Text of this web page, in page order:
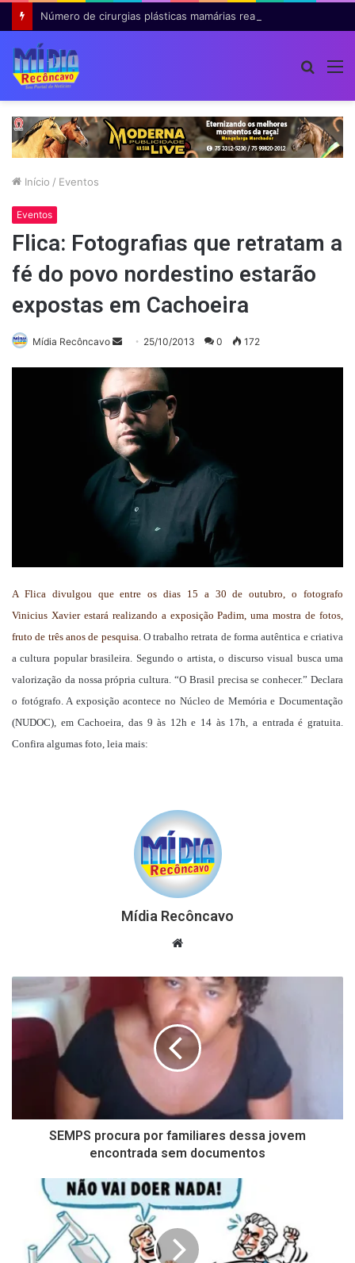
Início / Eventos
Eventos
Flica: Fotografias que retratam a
fé do povo nordestino estarão
expostas em Cachoeira
Mídia Recôncavo
Mande
mail
25/10/2013 0 172
A Flica divulgou que entre os dias 15 a 30 de outubro, o fotografo
Vinicius Xavier estará realizando a exposição Padim, uma mostra de fotos,
fruto de três anos de pesquisa.O trabalho retrata de forma autêntica e criativa
a cultura popular brasileira. Segundo o artista, o discurso visual busca uma
valorização da nossa própria cultura. “O Brasil precisa se conhecer.” Declara
o fotógrafo. A exposição acontece no Núcleo de Memória e Documentação
(NUDOC), em Cachoeira, das 9 às 12h e 14 às 17h, a entrada é gratuita.
Confira algumas foto, leia mais:
Mídia Recôncavo
Website
SEMPS procura por familiares dessa jovem
encontrada sem documentos